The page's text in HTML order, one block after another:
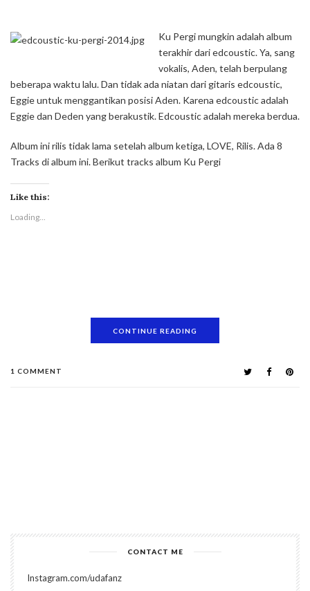
Ku Pergi mungkin adalah album
terakhir dari edcoustic. Ya, sang
vokalis, Aden, telah berpulang
beberapa waktu lalu. Dan tidak ada niatan dari gitaris edcoustic,
Eggie untuk menggantikan posisi Aden. Karena edcoustic adalah
Eggie dan Deden yang berakustik. Edcoustic adalah mereka berdua.
Album ini rilis tidak lama setelah album ketiga, LOVE, Rilis. Ada 8
Tracks di album ini. Berikut tracks album Ku Pergi
Like this:
Loading...
CONTINUE READING
1 COMMENT
CONTACT ME
Instagram.com/udafanz